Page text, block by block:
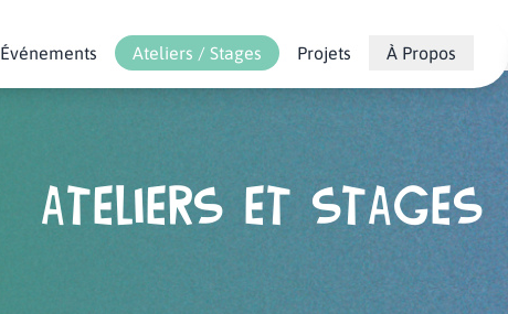
Événements Ateliers / Stages Projets À Propos
ATELIERS ET STAGES